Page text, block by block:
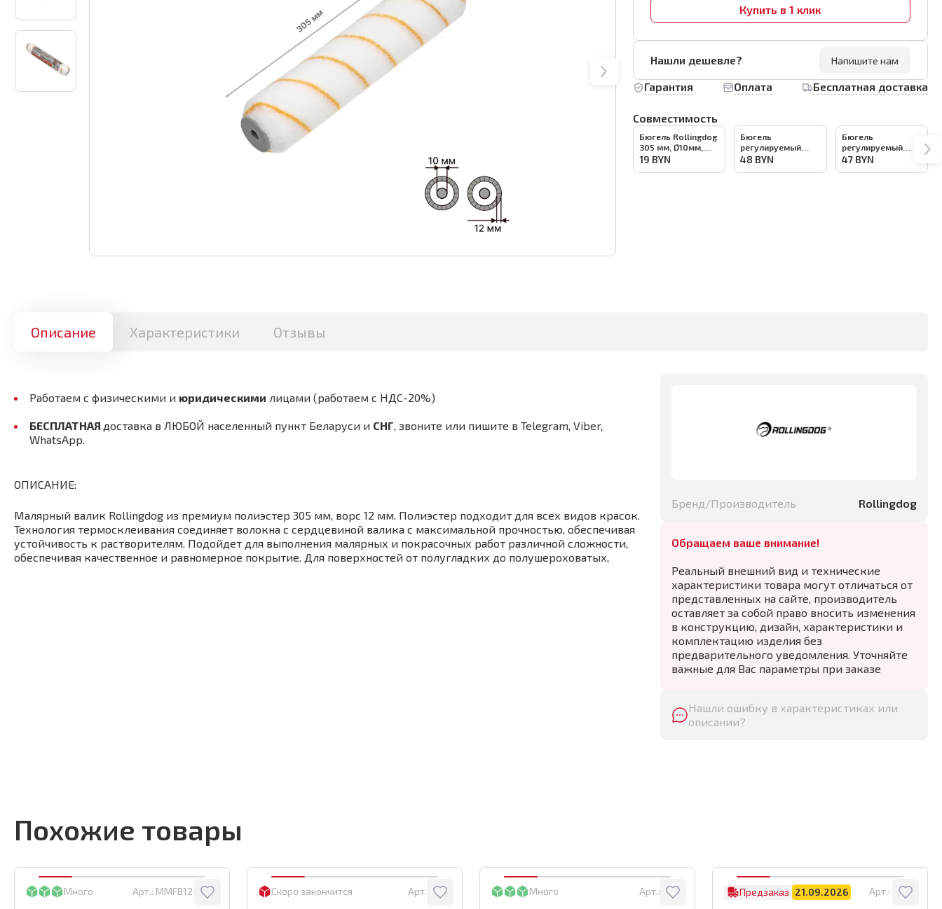
Купить в 1 клик
Нашли дешевле? Напишите нам
Гарантия Оплата Бесплатная доставка
Совместимость
Бюгель Rollingdog
305 мм, Ø10мм,
резьба, арт.30132
19 BYN
Бюгель
регулируемый
Rollingdog 23-31
48 BYN
Бюгель
регулируемый
Rollingdog 23-31
47 BYN
Описание Характеристики Отзывы
Работаем с физическими и юридическими лицами (работаем с НДС-20%)
БЕСПЛАТНАЯ доставка в ЛЮБОЙ населенный пункт Беларуси и СНГ, звоните или пишите в Telegram, Viber,
WhatsApp.
ОПИСАНИЕ:
Малярный валик Rollingdog из премиум полиэстер 305 мм, ворс 12 мм. Полиэстер подходит для всех видов красок.
Технология термосклеивания соединяет волокна с сердцевиной валика с максимальной прочностью, обеспечивая
устойчивость к растворителям. Подойдет для выполнения малярных и покрасочных работ различной сложности,
обеспечивая качественное и равномерное покрытие. Для поверхностей от полугладких до полушероховатых,
Бренд/Производитель Rollingdog
Обращаем ваше внимание!
Реальный внешний вид и технические
характеристики товара могут отличаться от
представленных на сайте, производитель
оставляет за собой право вносить изменения
в конструкцию, дизайн, характеристики и
комплектацию изделия без
предварительного уведомления. Уточняйте
важные для Вас параметры при заказе
Нашли ошибку в характеристиках или
описании?
Похожие товары
Много Арт.: MMFB12-2-BC Скоро закончится Арт.: 0116 Много Арт.: 8122 Предзаказ 21.09.2026 Арт.: 4042